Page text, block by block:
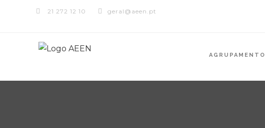
21 272 12 10 geral@aeen.pt
AGRUPAMENTO